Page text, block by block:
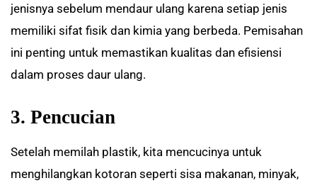
jenisnya sebelum mendaur ulang karena setiap jenis
memiliki sifat fisik dan kimia yang berbeda. Pemisahan
ini penting untuk memastikan kualitas dan efisiensi
dalam proses daur ulang.
3. Pencucian
Setelah memilah plastik, kita mencucinya untuk
menghilangkan kotoran seperti sisa makanan, minyak,